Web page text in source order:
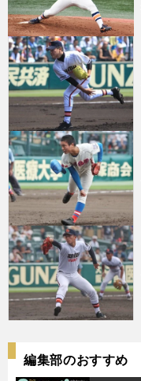
編集部のおすすめ